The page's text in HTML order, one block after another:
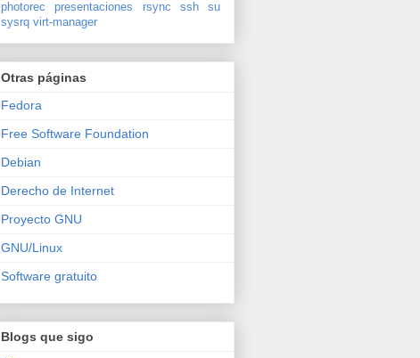
photorec presentaciones rsync ssh
su
sysrq virt-manager
Otras páginas
Fedora
Free Software Foundation
Debian
Derecho de Internet
Proyecto GNU
GNU/Linux
Software gratuito
Blogs que sigo